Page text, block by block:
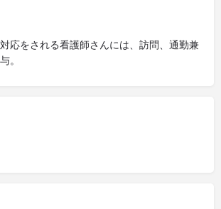
応をされる看護師さんには、訪問、通勤兼
。